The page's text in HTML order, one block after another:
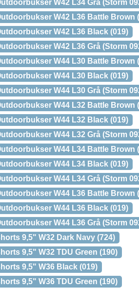
W42 L34 Grå (Storm
W42 L36 Battle Brown
W42 L36 Black (019)
W42 L36 Grå (Storm
W44 L30 Battle Brown
W44 L30 Black (019)
W44 L30 Grå (Storm
W44 L32 Battle Brown
W44 L32 Black (019)
W44 L32 Grå (Storm
W44 L34 Battle Brown
W44 L34 Black (019)
W44 L34 Grå (Storm
W44 L36 Battle Brown
W44 L36 Black (019)
W44 L36 Grå (Storm
9,5" W32 Dark Navy (724)
9,5" W32 TDU Green (190)
9,5" W36 Black (019)
9,5" W36 TDU Green (190)